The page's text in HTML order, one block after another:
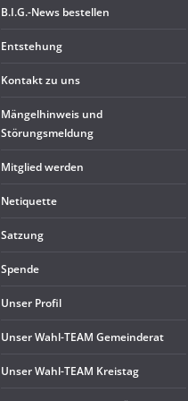
B.I.G.-News bestel­len
Ent­ste­hung
Kon­takt zu uns
Män­gel­hin­weis und
Störungsmeldung
Mit­glied werden
Neti­quette
Sat­zung
Spende
Unser Pro­fil
Unser Wahl-TEAM Gemeinderat
Unser Wahl-TEAM Kreistag